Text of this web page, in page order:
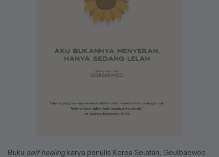
Buku self healing karya penulis Korea Selatan, Geulbaewoo